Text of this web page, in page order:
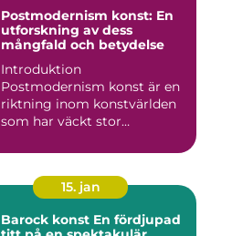
Postmodernism konst: En
utforskning av dess
mångfald och betydelse
Introduktion
Postmodernism konst är en
riktning inom konstvärlden
som har väckt stor
15. jan
Barock konst En fördjupad